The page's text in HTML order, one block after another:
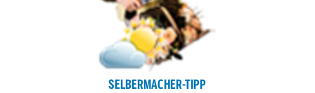
SELBERMACHER-TIPP